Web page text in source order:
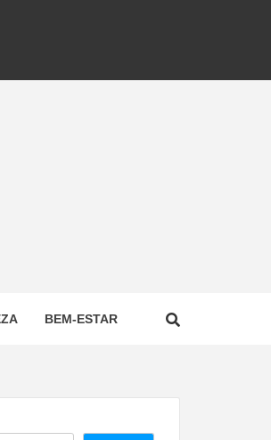
BEM-ESTAR